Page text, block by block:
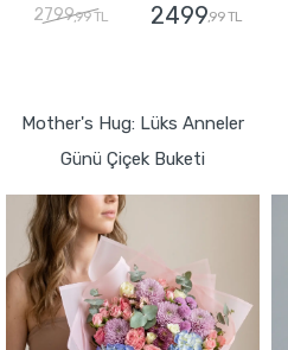
2799,99 TL 2499,99 TL
Mother's Hug: Lüks Anneler
Günü Çiçek Buketi